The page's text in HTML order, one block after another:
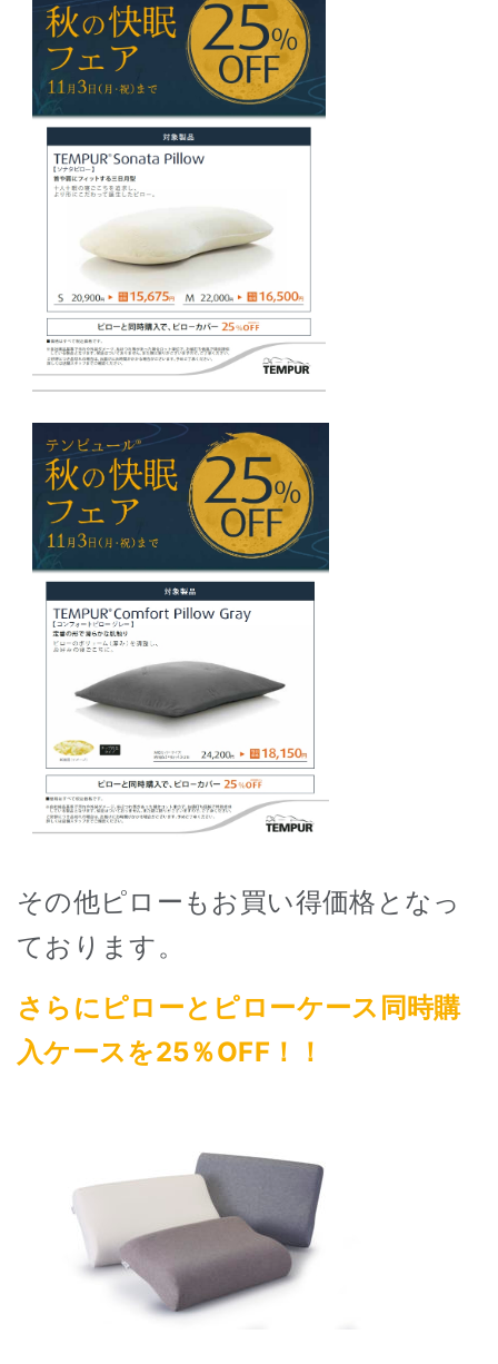
その他ピローもお買い得価格となっ
ております。
さらにピローとピローケース同時購
入ケースを25％OFF！！